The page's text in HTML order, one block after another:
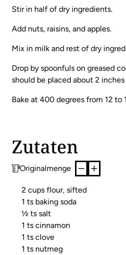
Stir in half of dry ingredients.
Add nuts, raisins, and apples.
Mix in milk and rest of dry
Drop by spoonfuls on greased
should be placed about 2 inches
Bake at 400 degrees from 12 to
Zutaten
Originalmenge
2 cups flour, sifted
1 ts baking soda
½ ts salt
1 ts cinnamon
1 ts clove
1 ts nutmeg